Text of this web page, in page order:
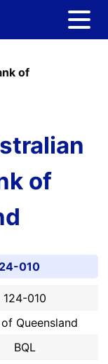
of
of
010
124-010
Queensland
BQL